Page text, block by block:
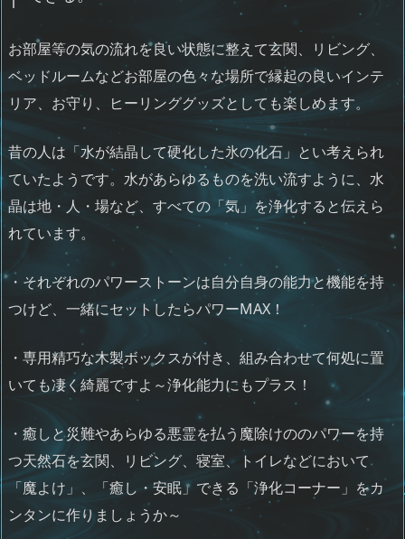
お部屋等の気の流れを良い状態に整えて玄関、リビング、
ベッドルームなどお部屋の色々な場所で縁起の良いインテ
リア、お守り、ヒーリンググッズとしても楽しめます。
昔の人は「水が結晶して硬化した氷の化石」とい考えられ
ていたようです。水があらゆるものを洗い流すように、水
晶は地・人・場など、すべての「気」を浄化すると伝えら
れています。
・それぞれのパワーストーンは自分自身の能力と機能を持
つけど、一緒にセットしたらパワーMAX！
・専用精巧な木製ボックスが付き、組み合わせて何処に置
いても凄く綺麗ですよ～浄化能力にもプラス！
・癒しと災難やあらゆる悪霊を払う魔除けののパワーを持
つ天然石を玄関、リビング、寝室、トイレなどにおいて
「魔よけ」、「癒し・安眠」できる「浄化コーナー」をカ
ンタンに作りましょうか～